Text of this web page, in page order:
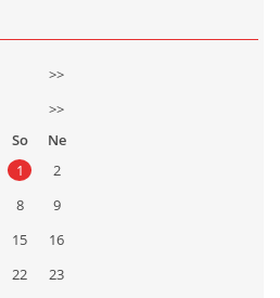
>>
>>
So
Ne
1
2
8
9
15
16
22
23